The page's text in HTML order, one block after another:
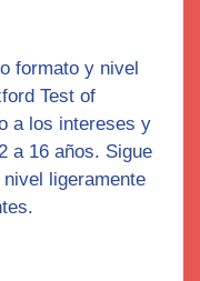
formato y nivel
Test of
a los intereses y
a 16 años. Sigue
ligeramente